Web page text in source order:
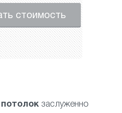
стоимость
заслуженно